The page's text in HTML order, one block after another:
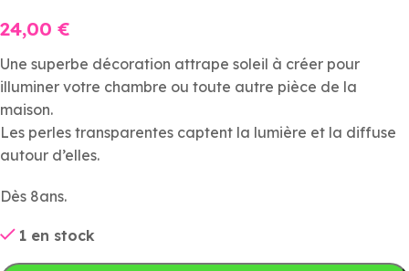
24,00 €
Une superbe décoration attrape soleil à créer pour
illuminer votre chambre ou toute autre pièce de la
maison.
Les perles transparentes captent la lumière et la diffuse
autour d’elles.
Dès 8ans.
1 en stock